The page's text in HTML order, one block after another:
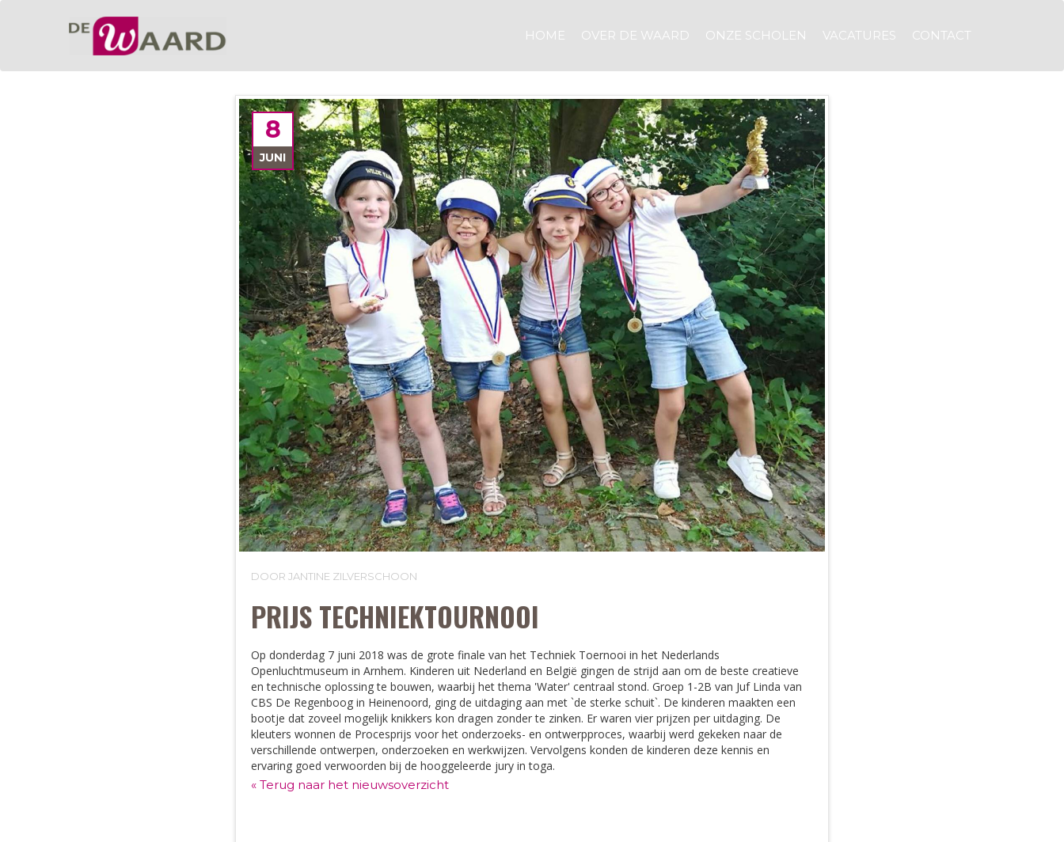
HOME OVER DE WAARD ONZE SCHOLEN VACATURES CONTACT
8
JUNI
DOOR JANTINE ZILVERSCHOON
PRIJS TECHNIEKTOURNOOI
Op donderdag 7 juni 2018 was de grote finale van het Techniek Toernooi in het Nederlands
Openluchtmuseum in Arnhem. Kinderen uit Nederland en België gingen de strijd aan om de beste creatieve
en technische oplossing te bouwen, waarbij het thema 'Water' centraal stond. Groep 1-2B van Juf Linda van
CBS De Regenboog in Heinenoord, ging de uitdaging aan met `de sterke schuit`. De kinderen maakten een
bootje dat zoveel mogelijk knikkers kon dragen zonder te zinken. Er waren vier prijzen per uitdaging. De
kleuters wonnen de Procesprijs voor het onderzoeks- en ontwerpproces, waarbij werd gekeken naar de
verschillende ontwerpen, onderzoeken en werkwijzen. Vervolgens konden de kinderen deze kennis en
ervaring goed verwoorden bij de hooggeleerde jury in toga.
« Terug naar het nieuwsoverzicht